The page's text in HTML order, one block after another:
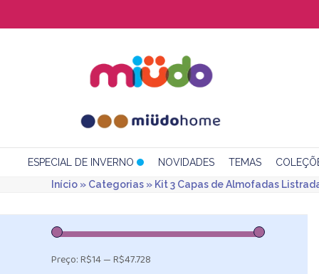
ESPECIAL DE INVERNO NOVIDADES TEMAS
Início » Categorias » Kit 3 Capas de Almofadas
Preço:R$14—R$47.728